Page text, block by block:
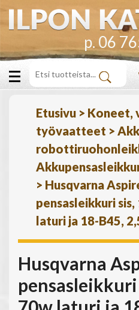
p. 06
Etusivu > Koneet,
työvaatteet >
> Husqvarna
pensasleikkuri
laturi ja 18-B45,
Husqvarna
pensasleikkuri